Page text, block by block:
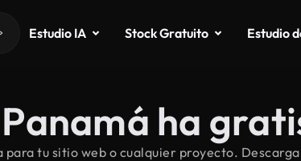
Estudio IA Stock Gratuito Estudio
ha
tu sitio web o cualquier proyecto.